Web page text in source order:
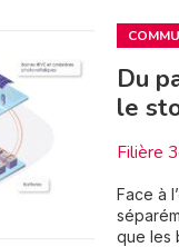
Du
le
Filière
Face à
que les